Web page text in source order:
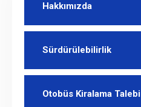
Hakkımızda
Sürdürülebilirlik
Otobüs Kiralama Talebi